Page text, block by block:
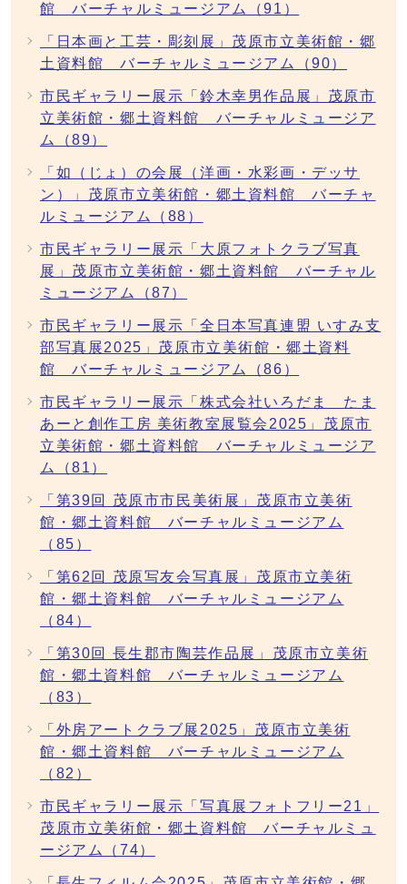
館 バーチャルミュージアム（91）
「日本画と工芸・彫刻展」茂原市立美術館・郷
土資料館 バーチャルミュージアム（90）
市民ギャラリー展示「鈴木幸男作品展」茂原市
立美術館・郷土資料館 バーチャルミュージア
ム（89）
「如（じょ）の会展（洋画・水彩画・デッサ
ン）」茂原市立美術館・郷土資料館 バーチャ
ルミュージアム（88）
市民ギャラリー展示「大原フォトクラブ写真
展」茂原市立美術館・郷土資料館 バーチャル
ミュージアム（87）
市民ギャラリー展示「全日本写真連盟 いすみ支
部写真展2025」茂原市立美術館・郷土資料
館 バーチャルミュージアム（86）
市民ギャラリー展示「株式会社いろだま たま
あーと創作工房 美術教室展覧会2025」茂原市
立美術館・郷土資料館 バーチャルミュージア
ム（81）
「第39回 茂原市市民美術展」茂原市立美術
館・郷土資料館 バーチャルミュージアム
（85）
「第62回 茂原写友会写真展」茂原市立美術
館・郷土資料館 バーチャルミュージアム
（84）
「第30回 長生郡市陶芸作品展」茂原市立美術
館・郷土資料館 バーチャルミュージアム
（83）
「外房アートクラブ展2025」茂原市立美術
館・郷土資料館 バーチャルミュージアム
（82）
市民ギャラリー展示「写真展フォトフリー21」
茂原市立美術館・郷土資料館 バーチャルミュ
ージアム（74）